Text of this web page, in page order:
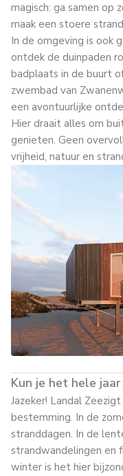
magisch: ga samen op
maak een stoere
In de omgeving is ook
ontdek de duinpaden
badplaats in de buurt
zwembad van
een avontuurlijke
Hier draait alles om
genieten. Geen
vrijheid, natuur en
Kun je het hele
Jazeker! Landal
bestemming. In de
stranddagen. In de
strandwandelingen en
winter is het hier